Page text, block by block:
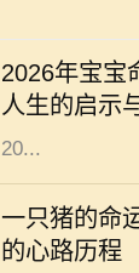
2026年宝宝
人生的启示
一直以来备受
降临，都与其
和时间紧密相
20...
一只猪的命
的心路历程
在阳光明媚的
悦耳的叫声，
地在泥土中打
无虑，每天享